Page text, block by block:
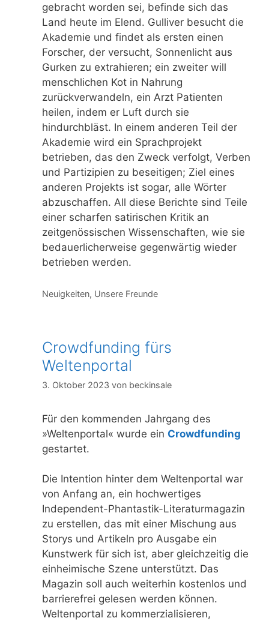
gebracht worden sei, befinde sich das
Land heute im Elend. Gulliver besucht die
Akademie und findet als ersten einen
Forscher, der versucht, Sonnenlicht aus
Gurken zu extrahieren; ein zweiter will
menschlichen Kot in Nahrung
zurückverwandeln, ein Arzt Patienten
heilen, indem er Luft durch sie
hindurchbläst. In einem anderen Teil der
Akademie wird ein Sprachprojekt
betrieben, das den Zweck verfolgt, Verben
und Partizipien zu beseitigen; Ziel eines
anderen Projekts ist sogar, alle Wörter
abzuschaffen. All diese Berichte sind Teile
einer scharfen satirischen Kritik an
zeitgenössischen Wissenschaften, wie sie
bedauerlicherweise gegenwärtig wieder
betrieben werden.
Kategorien
Neuigkeiten, Unsere Freunde
Crowdfunding fürs
Weltenportal
3. Oktober 2023 von beckinsale
Für den kommenden Jahrgang des
»Weltenportal« wurde ein Crowdfunding
gestartet.
Die Intention hinter dem Weltenportal war
von Anfang an, ein hochwertiges
Independent-Phantastik-Literaturmagazin
zu erstellen, das mit einer Mischung aus
Storys und Artikeln pro Ausgabe ein
Kunstwerk für sich ist, aber gleichzeitig die
einheimische Szene unterstützt. Das
Magazin soll auch weiterhin kostenlos und
barrierefrei gelesen werden können.
Weltenportal zu kommerzialisieren,